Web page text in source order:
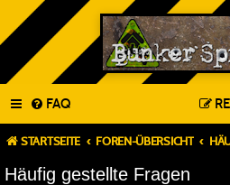
FAQ
STARTSEITE FOREN-ÜBERSICHT
Häufig gestellte Fragen